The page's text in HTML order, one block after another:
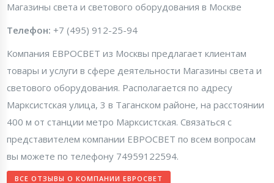
Магазины света и светового оборудования в Москве
Телефон: +7 (495) 912-25-94
Компания ЕВРОСВЕТ из Москвы предлагает клиентам
товары и услуги в сфере деятельности Магазины света и
светового оборудования. Располагается по адресу
Марксистская улица, 3 в Таганском районе, на расстоянии
400 м от станции метро Марксистская. Связаться с
представителем компании ЕВРОСВЕТ по всем вопросам
вы можете по телефону 74959122594.
ВСЕ ОТЗЫВЫ О КОМПАНИИ ЕВРОСВЕТ